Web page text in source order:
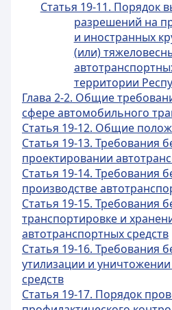
Статья 19-11. Порядок
разрешений на
и иностранных
(или)
территории
Глава 2-2. Общие
сфере автомобильного
Статья 19-12. Общие
Статья 19-13. Требования
проектировании
Статья 19-14. Требования
производстве
Статья 19-15. Требования
транспортировке и
автотранспортных средств
Статья 19-16. Требования
утилизации и
средств
Статья 19-17. Порядок